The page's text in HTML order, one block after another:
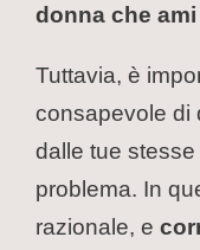
donna che ami
Tuttavia, è
consapevole di
dalle tue
problema. In
razionale, e